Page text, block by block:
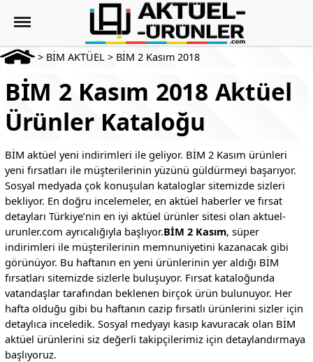
> BİM AKTÜEL > BİM 2 Kasım 2018
BİM 2 Kasım 2018 Aktüel
Ürünler Kataloğu
BİM aktüel yeni indirimleri ile geliyor. BİM 2 Kasım ürünleri
yeni fırsatları ile müşterilerinin yüzünü güldürmeyi başarıyor.
Sosyal medyada çok konuşulan kataloglar sitemizde sizleri
bekliyor. En doğru incelemeler, en aktüel haberler ve fırsat
detayları Türkiye’nin en iyi aktüel ürünler sitesi olan aktuel-
urunler.com ayrıcalığıyla başlıyor.BİM 2 Kasım, süper
indirimleri ile müşterilerinin memnuniyetini kazanacak gibi
görünüyor. Bu haftanın en yeni ürünlerinin yer aldığı BİM
fırsatları sitemizde sizlerle buluşuyor. Fırsat kataloğunda
vatandaşlar tarafından beklenen birçok ürün bulunuyor. Her
hafta olduğu gibi bu haftanın cazip fırsatlı ürünlerini sizler için
detaylıca inceledik. Sosyal medyayı kasıp kavuracak olan BİM
aktüel ürünlerini siz değerli takipçilerimiz için detaylandırmaya
başlıyoruz.